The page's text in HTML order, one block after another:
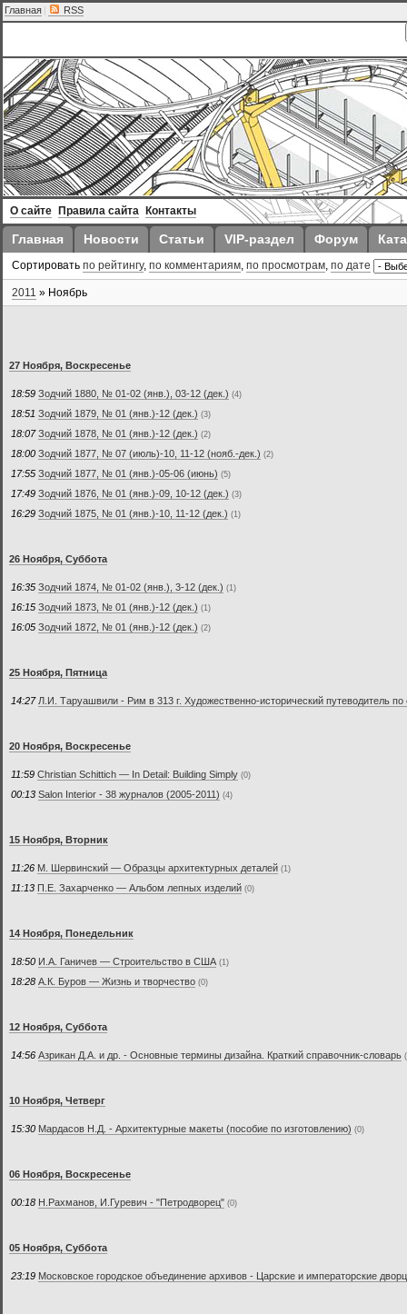
Главная | RSS
О сайте Правила сайта Контакты
Главная Новости Статьи VIP-раздел Форум
Сортировать по рейтингу, по комментариям, по просмотрам, по дате
2011 » Ноябрь
27 Ноября, Воскресенье
18:59 Зодчий 1880, № 01-02 (янв.), 03-12 (дек.) (4)
18:51 Зодчий 1879, № 01 (янв.)-12 (дек.) (3)
18:07 Зодчий 1878, № 01 (янв.)-12 (дек.) (2)
18:00 Зодчий 1877, № 07 (июль)-10, 11-12 (нояб.-дек.) (2)
17:55 Зодчий 1877, № 01 (янв.)-05-06 (июнь) (5)
17:49 Зодчий 1876, № 01 (янв.)-09, 10-12 (дек.) (3)
16:29 Зодчий 1875, № 01 (янв.)-10, 11-12 (дек.) (1)
26 Ноября, Суббота
16:35 Зодчий 1874, № 01-02 (янв.), 3-12 (дек.) (1)
16:15 Зодчий 1873, № 01 (янв.)-12 (дек.) (1)
16:05 Зодчий 1872, № 01 (янв.)-12 (дек.) (2)
25 Ноября, Пятница
14:27 Л.И. Таруашвили - Рим в 313 г. Художественно-исторический путеводитель
20 Ноября, Воскресенье
11:59 Christian Schittich — In Detail: Building Simply (0)
00:13 Salon Interior - 38 журналов (2005-2011) (4)
15 Ноября, Вторник
11:26 М. Шервинский — Образцы архитектурных деталей (1)
11:13 П.Е. Захарченко — Альбом лепных изделий (0)
14 Ноября, Понедельник
18:50 И.А. Ганичев — Строительство в США (1)
18:28 А.К. Буров — Жизнь и творчество (0)
12 Ноября, Суббота
14:56 Азрикан Д.А. и др. - Основные термины дизайна. Краткий справочник-словарь
10 Ноября, Четверг
15:30 Мардасов Н.Д. - Архитектурные макеты (пособие по изготовлению) (0)
06 Ноября, Воскресенье
00:18 Н.Рахманов, И.Гуревич - "Петродворец" (0)
05 Ноября, Суббота
23:19 Московское городское объединение архивов - Царские и императорские